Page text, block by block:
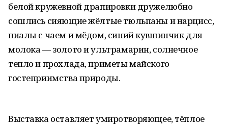
белой кружевной драпировки дружелюбно
сошлись сияющие жёлтые тюльпаны и нарцисс,
пиалы с чаем и мёдом, синий кувшинчик для
молока — золото и ультрамарин, солнечное
тепло и прохлада, приметы майского
гостеприимства природы.
Выставка оставляет умиротворяющее, тёплое